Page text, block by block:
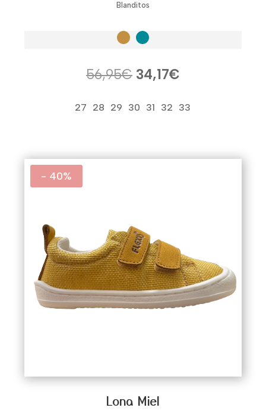
Blanditos
56,95€ El
original
34,17€El
actual
27 28 29 30 31 32 33
- 40%
Lona Miel